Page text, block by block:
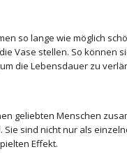
so lange wie möglich
Vase stellen. So können
die Lebensdauer zu
geliebten Menschen
sind nicht nur als
Effekt.